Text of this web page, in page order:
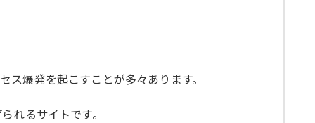
爆発を起こすことが多々あります。
れるサイトです。